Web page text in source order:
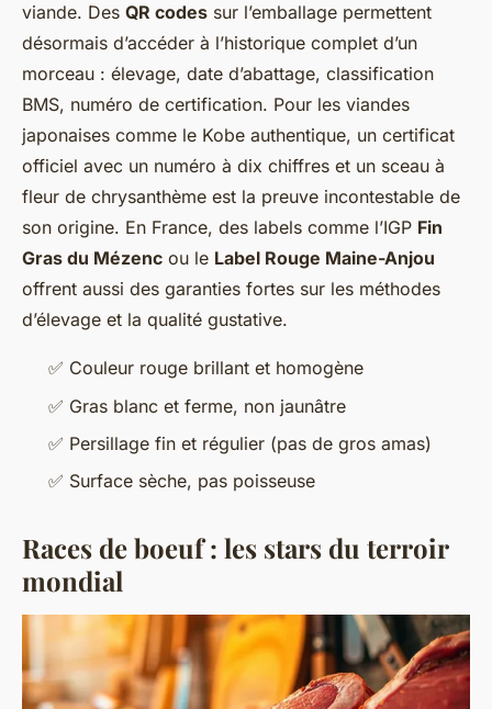
viande. Des QR codes sur l’emballage permettent
désormais d’accéder à l’historique complet d’un
morceau : élevage, date d’abattage, classification
BMS, numéro de certification. Pour les viandes
japonaises comme le Kobe authentique, un certificat
officiel avec un numéro à dix chiffres et un sceau à
fleur de chrysanthème est la preuve incontestable de
son origine. En France, des labels comme l’IGP Fin
Gras du Mézenc ou le Label Rouge Maine-Anjou
offrent aussi des garanties fortes sur les méthodes
d’élevage et la qualité gustative.
✅ Couleur rouge brillant et homogène
✅ Gras blanc et ferme, non jaunâtre
✅ Persillage fin et régulier (pas de gros amas)
✅ Surface sèche, pas poisseuse
Races de boeuf : les stars du terroir
mondial